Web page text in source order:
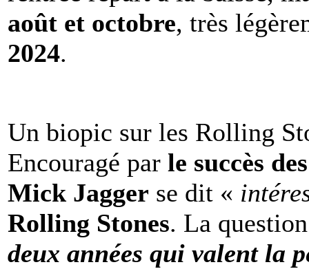
août et octobre, très
2024.
Un biopic sur les Rolling
Encouragé par le succès
Mick Jagger se dit «
Rolling Stones. La
deux années qui valent la